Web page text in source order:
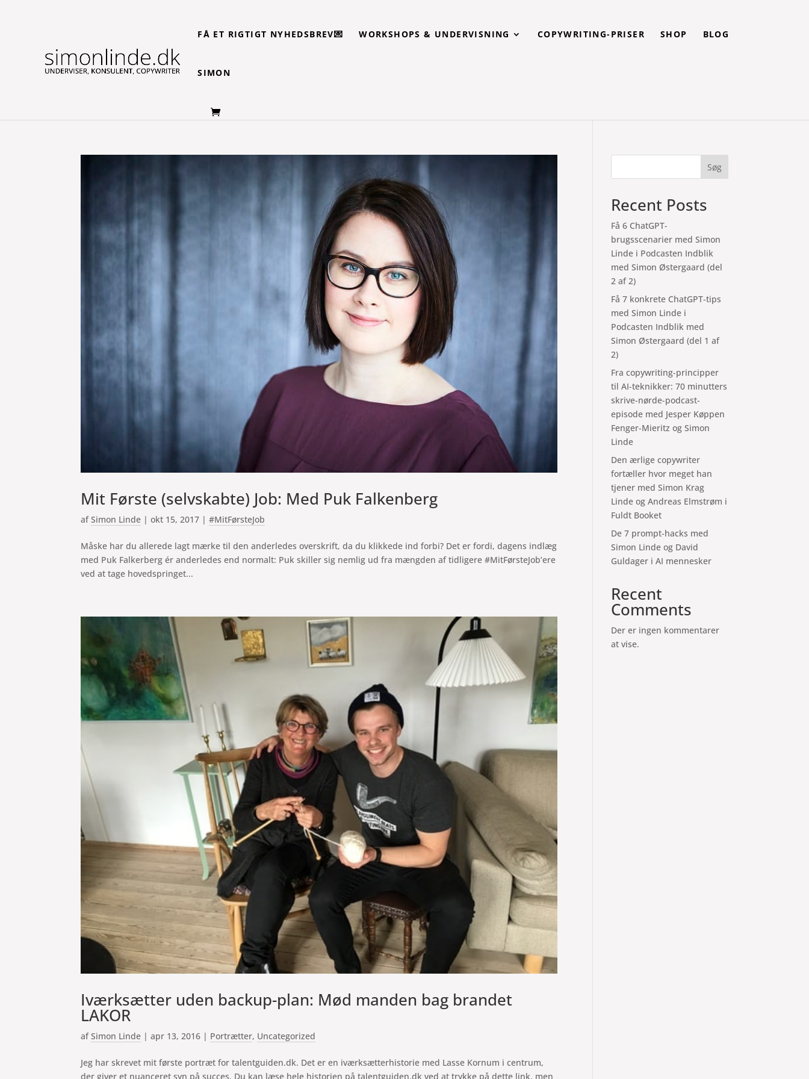
FÅ ET RIGTIGT NYHEDSBREV💌 WORKSHOPS & UNDERVISNING COPYWRITING-PRISER SHOP BLOG
SIMON
Mit Første (selvskabte) Job: Med Puk Falkenberg
afSimon Linde |okt 15, 2017 |#MitFørsteJob
Måske har du allerede lagt mærke til den anderledes overskrift, da du klikkede ind forbi? Det er fordi, dagens indlæg
med Puk Falkerberg ér anderledes end normalt: Puk skiller sig nemlig ud fra mængden af tidligere #MitFørsteJob’ere
ved at tage hovedspringet...
Iværksætter uden backup-plan: Mød manden bag brandet
LAKOR
afSimon Linde |apr 13, 2016 | Portrætter, Uncategorized
Jeg har skrevet mit første portræt for talentguiden.dk. Det er en iværksætterhistorie med Lasse Kornum i centrum,
der giver et nuanceret syn på succes. Du kan læse hele historien på talentguiden.dk ved at trykke på dette link, men
Søg
Recent Posts
Få 6 ChatGPT-
brugsscenarier med Simon
Linde i Podcasten Indblik
med Simon Østergaard (del
2 af 2)
Få 7 konkrete ChatGPT-tips
med Simon Linde i
Podcasten Indblik med
Simon Østergaard (del 1 af
2)
Fra copywriting-principper
til AI-teknikker: 70 minutters
skrive-nørde-podcast-
episode med Jesper Køppen
Fenger-Mieritz og Simon
Linde
Den ærlige copywriter
fortæller hvor meget han
tjener med Simon Krag
Linde og Andreas Elmstrøm i
Fuldt Booket
De 7 prompt-hacks med
Simon Linde og David
Guldager i AI mennesker
Recent
Comments
Der er ingen kommentarer
at vise.